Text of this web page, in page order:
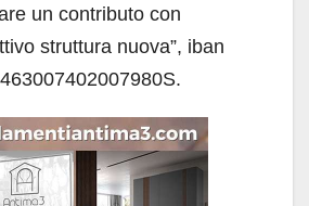
un contributo con
struttura nuova”, iban